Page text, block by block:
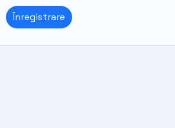
Înregistrare